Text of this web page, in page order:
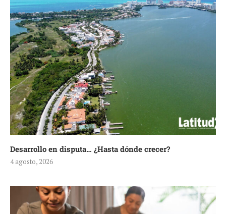
Desarrollo en disputa… ¿Hasta dónde crecer?
4 agosto, 2026